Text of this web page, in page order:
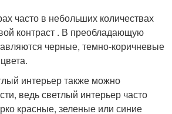
часто в небольших количествах
контраст . В преобладающую
черные, темно-коричневые
интерьер также можно
ведь светлый интерьер часто
красные, зеленые или синие